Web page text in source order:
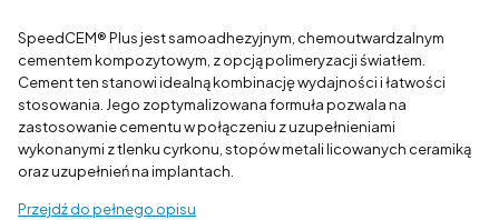
SpeedCEM® Plus jest samoadhezyjnym, chemoutwardzalnym
cementem kompozytowym, z opcją polimeryzacji światłem.
Cement ten stanowi idealną kombinację wydajności i łatwości
stosowania. Jego zoptymalizowana formuła pozwala na
zastosowanie cementu w połączeniu z uzupełnieniami
wykonanymi z tlenku cyrkonu, stopów metali licowanych ceramiką
oraz uzupełnień na implantach.
Przejdź do pełnego opisu